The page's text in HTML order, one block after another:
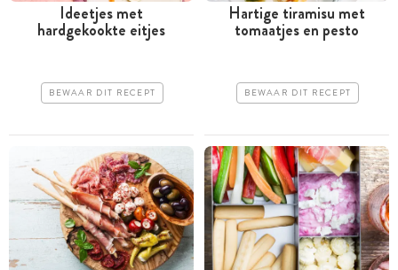
Ideetjes met
hardgekookte eitjes
BEWAAR DIT RECEPT
Hartige tiramisu met
tomaatjes en pesto
BEWAAR DIT RECEPT